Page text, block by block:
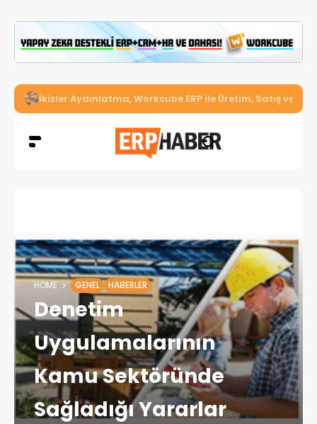
İkizler Aydınlatma, Workcube ERP ile Üretim, Satış ve
HOME GENEL HABERLER
Denetim
Uygulamalarının
Kamu Sektöründe
Sağladığı Yararlar